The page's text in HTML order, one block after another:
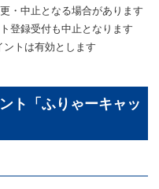
・中止となる場合があります
登録受付も中止となります
トは有効とします
ト「ふりゃーキャッ